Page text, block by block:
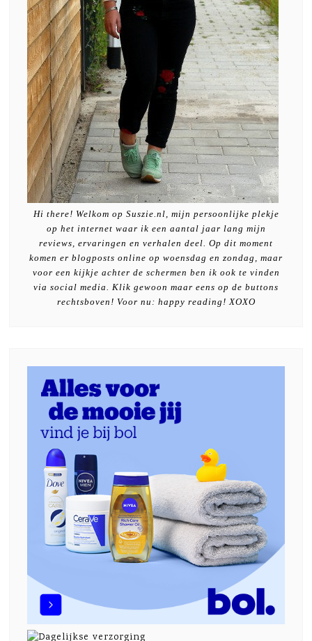
Hi there! Welkom op Suszie.nl, mijn persoonlijke plekje
op het internet waar ik een aantal jaar lang mijn
reviews, ervaringen en verhalen deel. Op dit moment
komen er blogposts online op woensdag en zondag, maar
voor een kijkje achter de schermen ben ik ook te vinden
via social media. Klik gewoon maar eens op de buttons
rechtsboven! Voor nu: happy reading! XOXO